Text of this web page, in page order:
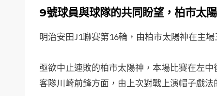
9號球員與球隊的共同盼望，柏市太
明治安田J1聯賽第16輪，由柏市太陽神在主
亟欲中止連敗的柏市太陽神，本場比賽在左
客隊川崎前鋒方面，由上次對戰上演帽子戲